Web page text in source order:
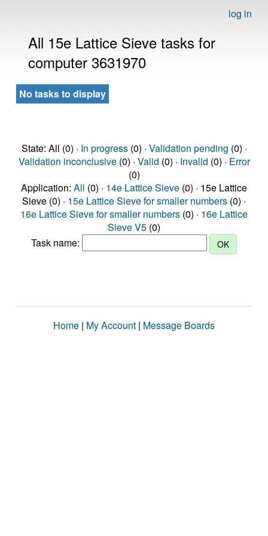
log in
All 15e Lattice Sieve tasks for
computer 3631970
No tasks to display
State: All (0) · In progress(0) · Validation pending (0) ·
Validation inconclusive(0) · Valid (0) · Invalid (0) · Error
(0)
Application: All (0) · 14e Lattice Sieve (0) · 15e Lattice
Sieve (0) · 15e Lattice Sieve for smaller numbers (0) ·
16e Lattice Sieve for smaller numbers (0) · 16e Lattice
Sieve V5 (0)
Task name:
Home | My Account | Message Boards